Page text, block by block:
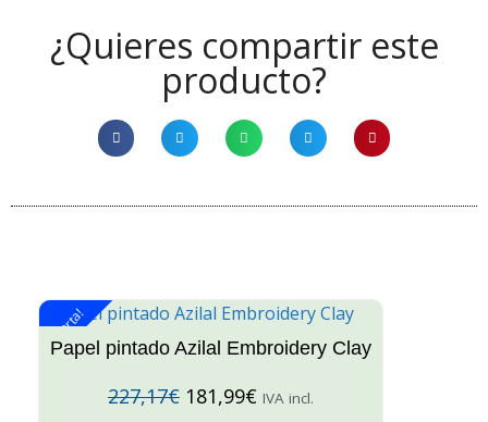
¿Quieres compartir este
producto?
¡Oferta!
Papel pintado Azilal Embroidery Clay
227,17€ 181,99€ IVA incl.